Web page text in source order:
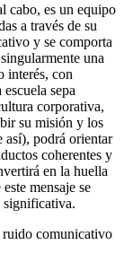
cabo, es un equipo
a través de su
y se comporta
una
interés, con
sepa
corporativa,
su misión y los
así), podrá orientar
coherentes y
en la huella
mensaje se
significativa.
ruido comunicativo